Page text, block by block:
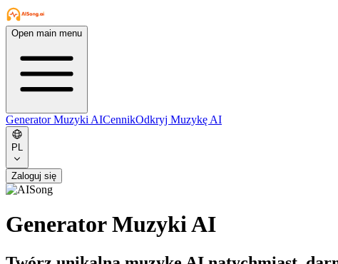
Open main menu
Generator Muzyki AICennikOdkryj Muzykę AI
PL
Zaloguj się
Generator Muzyki AI